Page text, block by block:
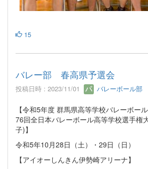
15
バレー部 春高県予選会
投稿日時 : 2023/11/01 バレーボール部
【令和5年度 群馬県高等学校バレーボ
76回全日本バレーボール高等学校選手権
子)】
令和5年10月28日（土）・29日（日）
【アイオーしんきん伊勢崎アリーナ】